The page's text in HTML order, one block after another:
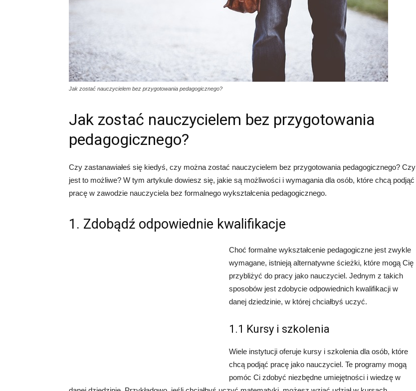
Jak zostać nauczycielem bez przygotowania pedagogicznego?
Jak zostać nauczycielem bez przygotowania
pedagogicznego?
Czy zastanawiałeś się kiedyś, czy można zostać nauczycielem bez przygotowania pedagogicznego? Czy
jest to możliwe? W tym artykule dowiesz się, jakie są możliwości i wymagania dla osób, które chcą podjąć
pracę w zawodzie nauczyciela bez formalnego wykształcenia pedagogicznego.
1. Zdobądź odpowiednie kwalifikacje
Choć formalne wykształcenie pedagogiczne jest zwykle
wymagane, istnieją alternatywne ścieżki, które mogą Cię
przybliżyć do pracy jako nauczyciel. Jednym z takich
sposobów jest zdobycie odpowiednich kwalifikacji w
danej dziedzinie, w której chciałbyś uczyć.
1.1 Kursy i szkolenia
Wiele instytucji oferuje kursy i szkolenia dla osób, które
chcą podjąć pracę jako nauczyciel. Te programy mogą
pomóc Ci zdobyć niezbędne umiejętności i wiedzę w